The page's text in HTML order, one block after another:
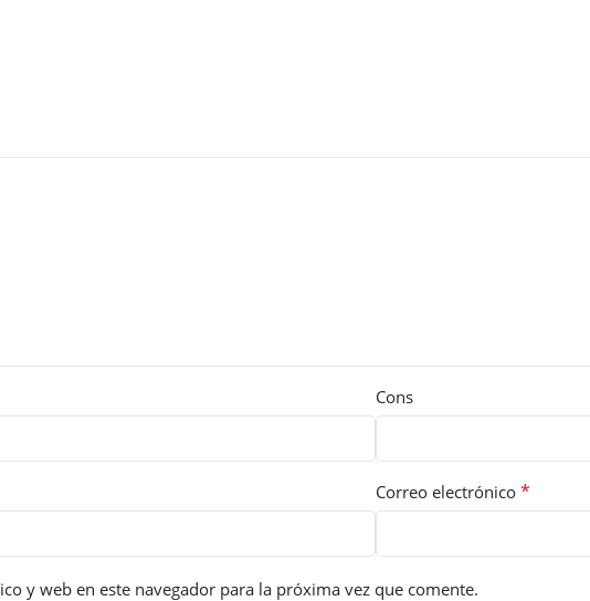
Cons
Correo electrónico *
y web en este navegador para la próxima vez que comente.